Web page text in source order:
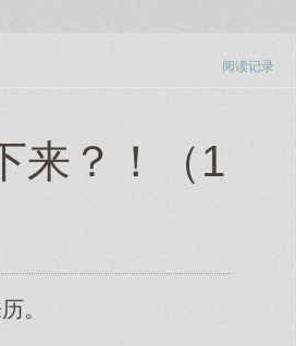
阅读记录
来？！（1
。